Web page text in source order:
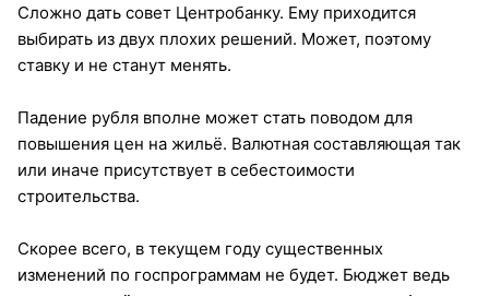
Сложно дать совет Центробанку. Ему приходится
выбирать из двух плохих решений. Может, поэтому
ставку и не станут менять.
Падение рубля вполне может стать поводом для
повышения цен на жильё. Валютная составляющая так
или иначе присутствует в себестоимости
строительства.
Скорее всего, в текущем году существенных
изменений по госпрограммам не будет. Бюджет ведь